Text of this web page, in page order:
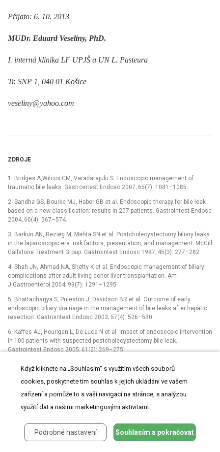
Přijato: 6. 10. 2013
MUDr. Eduard Veseliny, PhD.
I. interná klinika LF UPJŠ a UN L. Pasteura
Tr. SNP 1, 040 01 Košice
veseliny@yahoo.com
ZDROJE
1. Bridges A,Wilcox CM, Varadarajulu S. Endoscopic management of
traumatic bile leaks. Gastrointest Endosc 2007; 65(7): 1081–1085.
2. Sandha GS, Bourke MJ, Haber GB et al. Endoscopic therapy for bile leak
based on a new classification: results in 207 patients. Gastrointest Endosc
2004; 60(4): 567–574.
3. Barkun AN, Rezieg M, Mehta SN et al. Postcholecystectomy biliary leaks
in the laparoscopic era: risk factors, presentation, and management. McGill
Gallstone Treatment Group. Gastrointest Endosc 1997; 45(3): 277–282.
4. Shah JN, Ahmad NA, Shetty K et al. Endo­scopic management of biliary
complications after adult living donor liver transplantation. Am
J Gastroenterol 2004; 99(7): 1291–1295.
5. Bhattacharjya S, Puleston J, Davidson BR et al. Outcome of early
endoscopic biliary drainage in the management of bile leaks after hepatic
resection. Gastrointest Endosc 2003; 57(4): 526–530.
6. Kaffes AJ, Hourigan L, De Luca N et al. Impact of endoscopic intervention
in 100 patients with suspected postcholecystectomy bile leak.
Gastrointest Endosc 2005; 61(2): 269–275.
7. Simmons DT, Petersen BT, Gostout CJ et al. Risk of pancreatitis
following endo­scopically placed large-bore plastic biliary stents with and
without biliary sphincterotomy for management of postoperative bile leaks.
Surg Endosc 2008; 22(6): 1459–1463.
8. Pfau PR, Kochman ML, Lewis JD et al. Endoscopic management of
Gastrointest Endosc 2000; 52(1): 55–63.
9. Pausawasadi N, Soontornmanokul T, Rerknimitr R. Role of fully covered
Když kliknete na „Souhlasím“ s využitím všech souborů
cookies, poskytnete tím souhlas k jejich ukládání ve vašem
zařízení a pomůže to s vaší navigací na stránce, s analýzou
využití dat a našimi marketingovými aktivitami.
Podrobné nastavení Souhlasím a pokračovat